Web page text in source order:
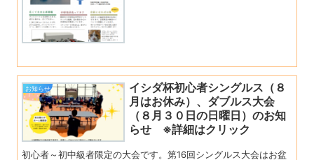
お知らせ
イシダ杯初心者シングルス（８
月はお休み）、ダブルス大会
（８月３０日の日曜日）のお知
らせ ※詳細はクリック
初心者～初中級者限定の大会です。第16回シングルス大会はお盆